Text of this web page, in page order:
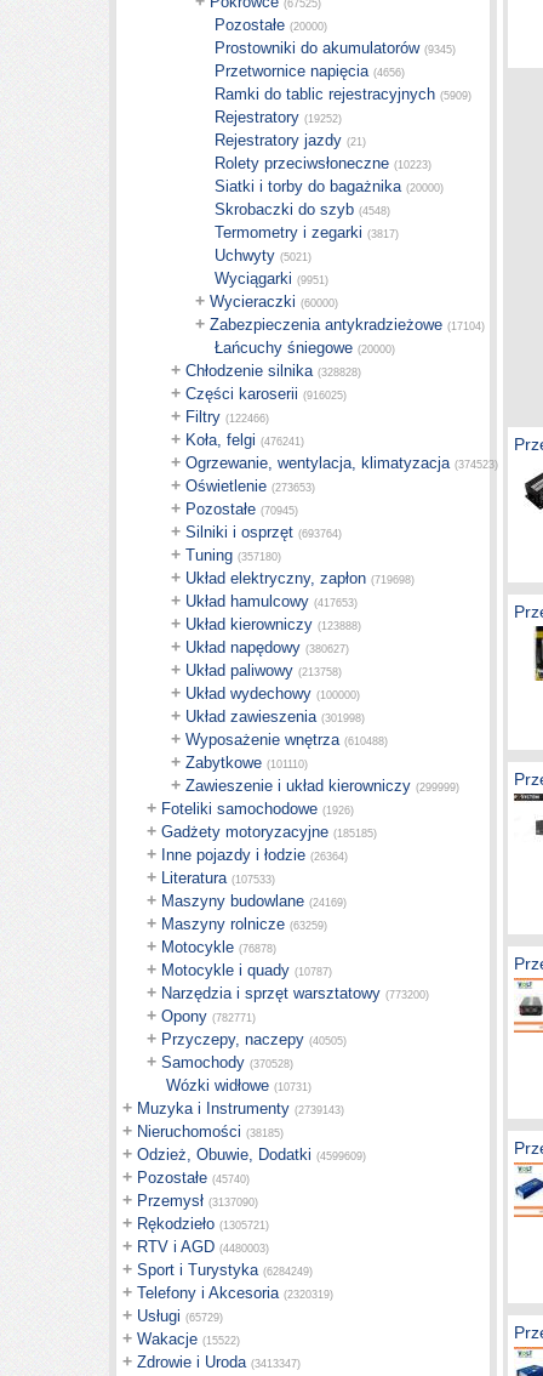
(67525)
Pozostałe (20000)
Prostowniki do akumulatorów (9345)
Przetwornice napięcia (4656)
Ramki do tablic rejestracyjnych (5909)
Rejestratory (19252)
Rejestratory jazdy (21)
Rolety przeciwsłoneczne (10223)
Siatki i torby do bagażnika (20000)
Skrobaczki do szyb (4548)
Termometry i zegarki (3817)
Uchwyty (5021)
Wyciągarki (9951)
+ Wycieraczki (60000)
+ Zabezpieczenia antykradzieżowe (17104)
Łańcuchy śniegowe (20000)
+ Chłodzenie silnika (328828)
+ Części karoserii (916025)
+ Filtry (122466)
+ Koła, felgi (476241)
+ Ogrzewanie, wentylacja, klimatyzacja (374523)
+ Oświetlenie (273653)
+ Pozostałe (70945)
+ Silniki i osprzęt (693764)
+ Tuning (357180)
+ Układ elektryczny, zapłon (719698)
+ Układ hamulcowy (417653)
+ Układ kierowniczy (123888)
+ Układ napędowy (380627)
+ Układ paliwowy (213758)
+ Układ wydechowy (100000)
+ Układ zawieszenia (301998)
+ Wyposażenie wnętrza (610488)
+ Zabytkowe (101110)
+ Zawieszenie i układ kierowniczy (299999)
+ Foteliki samochodowe (1926)
+ Gadżety motoryzacyjne (185185)
+ Inne pojazdy i łodzie (26364)
+ Literatura (107533)
+ Maszyny budowlane (24169)
+ Maszyny rolnicze (63259)
+ Motocykle (76878)
+ Motocykle i quady (10787)
+ Narzędzia i sprzęt warsztatowy (773200)
+ Opony (782771)
+ Przyczepy, naczepy (40505)
+ Samochody (370528)
Wózki widłowe (10731)
+ Muzyka i Instrumenty (2739143)
+ Nieruchomości (38185)
+ Odzież, Obuwie, Dodatki (4599609)
+ Pozostałe (45740)
+ Przemysł (3137090)
+ Rękodzieło (1305721)
+ RTV i AGD (4480003)
+ Sport i Turystyka (6284249)
+ Telefony i Akcesoria (2320319)
+ Usługi (65729)
+ Wakacje (15522)
+ Zdrowie i Uroda (3413347)